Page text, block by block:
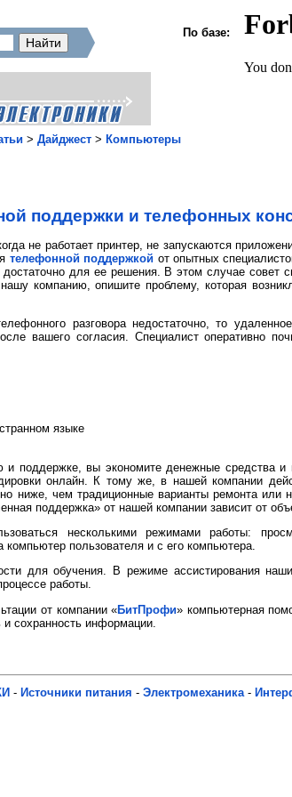
По базе:
> Дайджест > Компьютеры
поддержки и телефонных
не работает принтер, не запускаются
телефонной поддержкой от опытных
для ее решения. В этом случае совет
компанию, опишите проблему, которая
разговора недостаточно, то
вашего согласия. Специалист оперативно
языке
и поддержке, вы экономите денежные средства и
онлайн. К тому же, в нашей компании
ниже, чем традиционные варианты ремонта или
поддержка» от нашей компании зависит от
несколькими режимами работы:
пользователя и с его компьютера.
для обучения. В режиме ассистирования
работы.
от компании «БитПрофи» компьютерная
сохранность информации.
- Источники питания - Электромеханика-